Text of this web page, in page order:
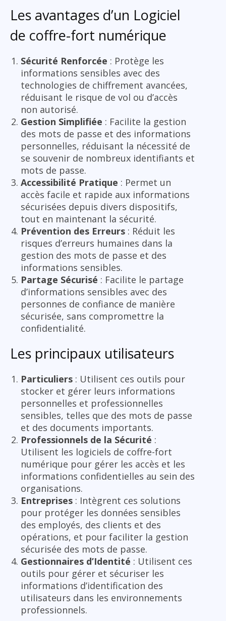
Les avantages d’un Logiciel
de coffre-fort numérique
Sécurité Renforcée : Protège les
informations sensibles avec des
technologies de chiffrement avancées,
réduisant le risque de vol ou d’accès
non autorisé.
Gestion Simplifiée : Facilite la gestion
des mots de passe et des informations
personnelles, réduisant la nécessité de
se souvenir de nombreux identifiants et
mots de passe.
Accessibilité Pratique : Permet un
accès facile et rapide aux informations
sécurisées depuis divers dispositifs,
tout en maintenant la sécurité.
Prévention des Erreurs : Réduit les
risques d’erreurs humaines dans la
gestion des mots de passe et des
informations sensibles.
Partage Sécurisé : Facilite le partage
d’informations sensibles avec des
personnes de confiance de manière
sécurisée, sans compromettre la
confidentialité.
Les principaux utilisateurs
Particuliers : Utilisent ces outils pour
stocker et gérer leurs informations
personnelles et professionnelles
sensibles, telles que des mots de passe
et des documents importants.
Professionnels de la Sécurité :
Utilisent les logiciels de coffre-fort
numérique pour gérer les accès et les
informations confidentielles au sein des
organisations.
Entreprises : Intègrent ces solutions
pour protéger les données sensibles
des employés, des clients et des
opérations, et pour faciliter la gestion
sécurisée des mots de passe.
Gestionnaires d’Identité : Utilisent ces
outils pour gérer et sécuriser les
informations d’identification des
utilisateurs dans les environnements
professionnels.